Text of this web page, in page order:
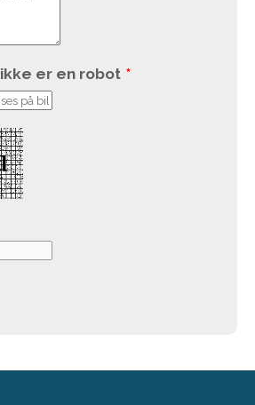
er en robot *